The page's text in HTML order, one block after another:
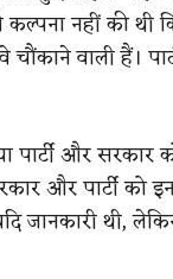
नहीं की थी
वाली हैं।
पार्टी और सरकार
और पार्टी को
थी,